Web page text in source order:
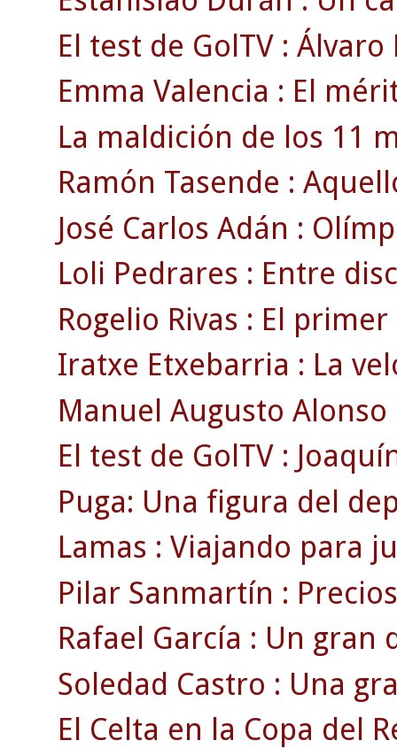
El test de GolTV : Álvaro
Emma Valencia : El
La maldición de los 11
Ramón Tasende :
José Carlos Adán :
Loli Pedrares : Entre
Rogelio Rivas : El
Iratxe Etxebarria : La
Manuel Augusto Alonso
El test de GolTV :
Puga: Una figura del
Lamas : Viajando para
Pilar Sanmartín :
Rafael García : Un gran
Soledad Castro : Una
El Celta en la Copa del